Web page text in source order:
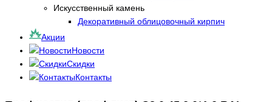
Искусственный камень
Декоративный облицовочный кирпич
Акции
Новости
Скидки
Контакты